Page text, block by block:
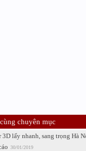
chuyên mục
3D lấy nhanh, sang trọng Hà
30/01/2019